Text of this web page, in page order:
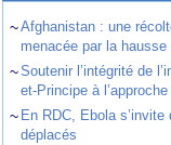
~Afghanistan : une
menacée par la
~Soutenir l’intégrité de
et-Principe à
~ En RDC, Ebola
déplacés